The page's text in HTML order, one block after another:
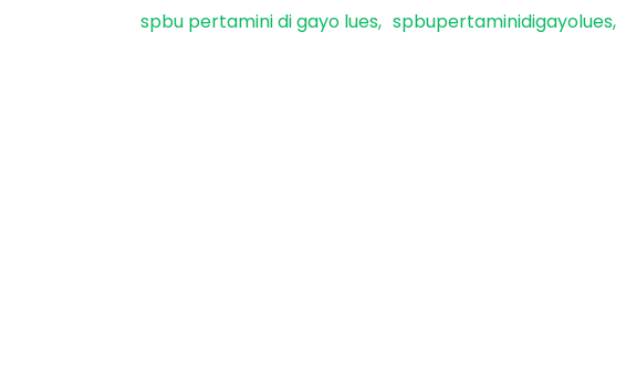
spbu pertamini di gayo lues spbupertaminidigayolues